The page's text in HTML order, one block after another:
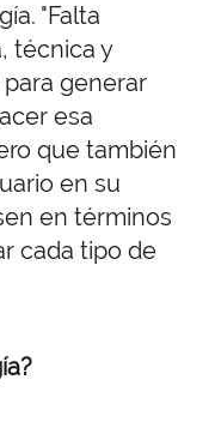
"Falta
técnica y
generar
esa
que también
en su
en términos
cada tipo de